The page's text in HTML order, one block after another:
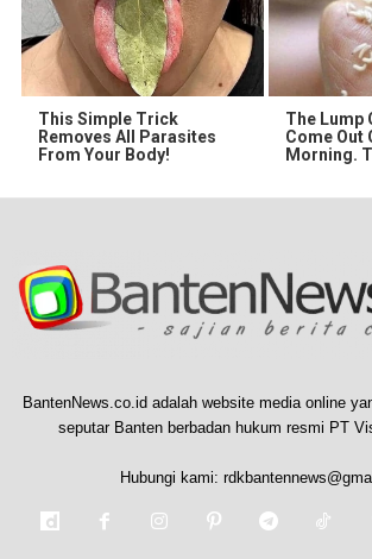
This Simple Trick
Removes All Parasites
From Your Body!
The Lump
Come Out
Morning.
BantenNews.co.id adalah website media online
seputar Banten berbadan hukum resmi PT
Hubungi kami: